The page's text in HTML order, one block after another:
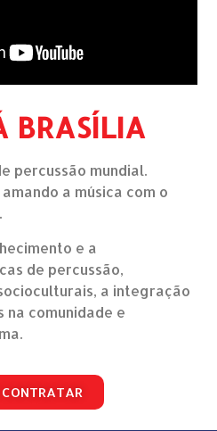
BRASÍLIA
percussão mundial.
a música com o
e a
de percussão,
a integração
na comunidade e
CONTRATAR